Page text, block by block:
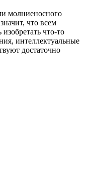
молниеносного
что всем
что-то
интеллектуальные
достаточно